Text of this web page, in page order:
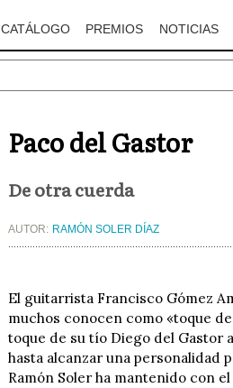
CATÁLOGO PREMIOS NOTICIAS
Paco del Gastor
De otra cuerda
AUTOR: RAMÓN SOLER DÍAZ
El guitarrista Francisco Gómez
muchos conocen como «toque
toque de su tío Diego del Gastor
hasta alcanzar una personalidad
Ramón Soler ha mantenido con